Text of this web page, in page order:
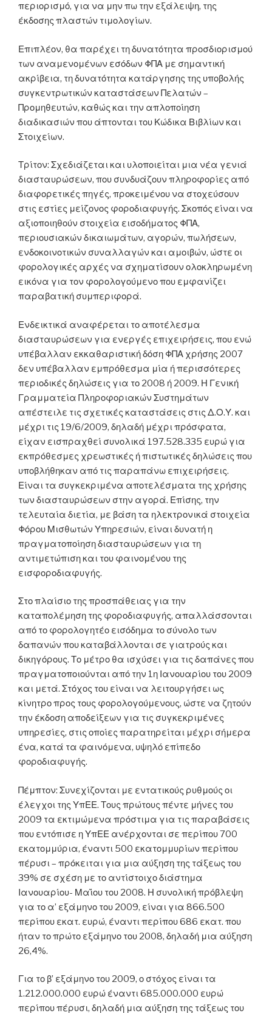
περιορισμό, για να μην πω την εξάλειψη, της
έκδοσης πλαστών τιμολογίων.
Επιπλέον, θα παρέχει τη δυνατότητα προσδιορισμού
των αναμενομένων εσόδων ΦΠΑ με σημαντική
ακρίβεια, τη δυνατότητα κατάργησης της υποβολής
συγκεντρωτικών καταστάσεων Πελατών –
Προμηθευτών, καθώς και την απλοποίηση
διαδικασιών που άπτονται του Κώδικα Βιβλίων και
Στοιχείων.
Τρίτον: Σχεδιάζεται και υλοποιείται μια νέα γενιά
διασταυρώσεων, που συνδυάζουν πληροφορίες από
διαφορετικές πηγές, προκειμένου να στοχεύσουν
στις εστίες μείζονος φοροδιαφυγής. Σκοπός είναι να
αξιοποιηθούν στοιχεία εισοδήματος ΦΠΑ,
περιουσιακών δικαιωμάτων, αγορών, πωλήσεων,
ενδοκοινοτικών συναλλαγών και αμοιβών, ώστε οι
φορολογικές αρχές να σχηματίσουν ολοκληρωμένη
εικόνα για τον φορολογούμενο που εμφανίζει
παραβατική συμπεριφορά.
Ενδεικτικά αναφέρεται το αποτέλεσμα
διασταυρώσεων για ενεργές επιχειρήσεις, που ενώ
υπέβαλλαν εκκαθαριστική δόση ΦΠΑ χρήσης 2007
δεν υπέβαλλαν εμπρόθεσμα μία ή περισσότερες
περιοδικές δηλώσεις για το 2008 ή 2009. Η Γενική
Γραμματεία Πληροφοριακών Συστημάτων
απέστειλε τις σχετικές καταστάσεις στις Δ.Ο.Υ. και
μέχρι τις 19/6/2009, δηλαδή μέχρι πρόσφατα,
είχαν εισπραχθεί συνολικά 197.528.335 ευρώ για
εκπρόθεσμες χρεωστικές ή πιστωτικές δηλώσεις που
υποβλήθηκαν από τις παραπάνω επιχειρήσεις.
Είναι τα συγκεκριμένα αποτελέσματα της χρήσης
των διασταυρώσεων στην αγορά. Επίσης, την
τελευταία διετία, με βάση τα ηλεκτρονικά στοιχεία
Φόρου Μισθωτών Υπηρεσιών, είναι δυνατή η
πραγματοποίηση διασταυρώσεων για τη
αντιμετώπιση και του φαινομένου της
εισφοροδιαφυγής.
Στο πλαίσιο της προσπάθειας για την
καταπολέμηση της φοροδιαφυγής, απαλλάσσονται
από το φορολογητέο εισόδημα το σύνολο των
δαπανών που καταβάλλονται σε γιατρούς και
δικηγόρους. Το μέτρο θα ισχύσει για τις δαπάνες που
πραγματοποιούνται από την 1η Ιανουαρίου του 2009
και μετά. Στόχος του είναι να λειτουργήσει ως
κίνητρο προς τους φορολογούμενους, ώστε να ζητούν
την έκδοση αποδείξεων για τις συγκεκριμένες
υπηρεσίες, στις οποίες παρατηρείται μέχρι σήμερα
ένα, κατά τα φαινόμενα, υψηλό επίπεδο
φοροδιαφυγής.
Πέμπτον: Συνεχίζονται με εντατικούς ρυθμούς οι
έλεγχοι της ΥπΕΕ. Τους πρώτους πέντε μήνες του
2009 τα εκτιμώμενα πρόστιμα για τις παραβάσεις
που εντόπισε η ΥπΕΕ ανέρχονται σε περίπου 700
εκατομμύρια, έναντι 500 εκατομμυρίων περίπου
πέρυσι – πρόκειται για μια αύξηση της τάξεως του
39% σε σχέση με το αντίστοιχο διάστημα
Ιανουαρίου- Μαΐου του 2008. Η συνολική πρόβλεψη
για το α’ εξάμηνο του 2009, είναι για 866.500
περίπου εκατ. ευρώ, έναντι περίπου 686 εκατ. που
ήταν το πρώτο εξάμηνο του 2008, δηλαδή μια αύξηση
26,4%.
Για το β’ εξάμηνο του 2009, ο στόχος είναι τα
1.212.000.000 ευρώ έναντι 685.000.000 ευρώ
περίπου πέρυσι, δηλαδή μια αύξηση της τάξεως του